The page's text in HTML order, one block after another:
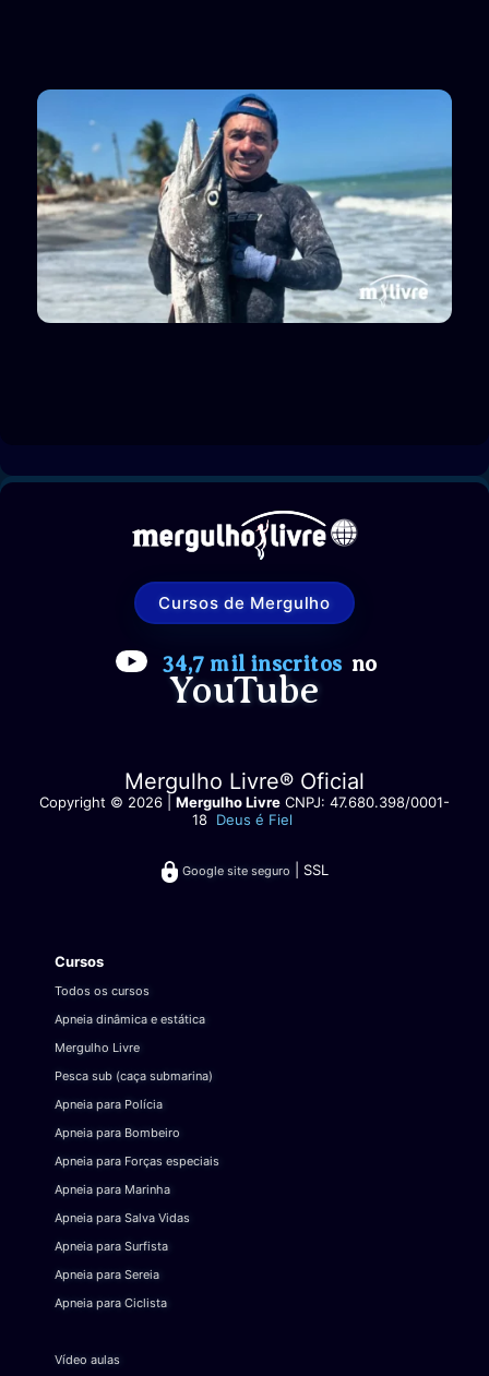
Cursos de Mergulho
34,7 mil inscritos no
YouTube
Mergulho Livre® Oficial
Copyright © 2026 | Mergulho Livre CNPJ: 47.680.398/0001-
18 Deus é Fiel
Google site seguro | SSL
Cursos
Todos os cursos
Apneia dinâmica e estática
Mergulho Livre
Pesca sub (caça submarina)
Apneia para Polícia
Apneia para Bombeiro
Apneia para Forças especiais
Apneia para Marinha
Apneia para Salva Vidas
Apneia para Surfista
Apneia para Sereia
Apneia para Ciclista
Vídeo aulas